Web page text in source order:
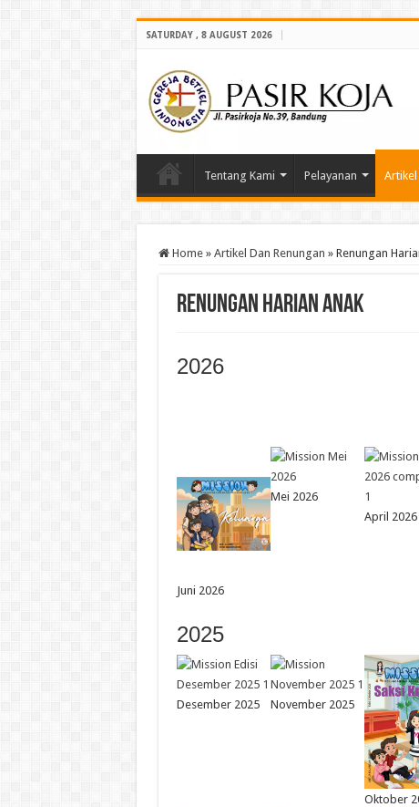
SATURDAY , 8 AUGUST 2026
Tentang Kami Pelayanan Artikel
Home » Artikel Dan Renungan » Renungan
Renungan Harian Anak
2026
Juni 2026
Mei 2026
April 2026
2025
Desember 2025 November 2025
Oktober